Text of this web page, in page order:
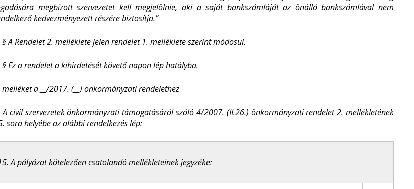
megbízott szervezetet kell megjelölnie, aki a saját bankszámláját az önálló bankszámlával nem
kedvezményezett részére biztosítja.”
§ A Rendelet 2. melléklete jelen rendelet 1. melléklete szerint módosul.
§ Ez a rendelet a kihirdetését követő napon lép hatályba.
melléket a __/2017. (__) önkormányzati rendelethez
A civil szervezetek önkormányzati támogatásáról szóló 4/2007. (II.26.) önkormányzati rendelet 2. mellékletének
sora helyébe az alábbi rendelkezés lép:
A pályázat kötelezően csatolandó mellékleteinek jegyzéke: